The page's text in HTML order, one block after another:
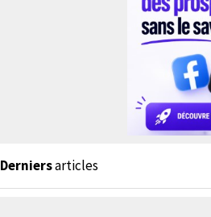
Derniersarticles